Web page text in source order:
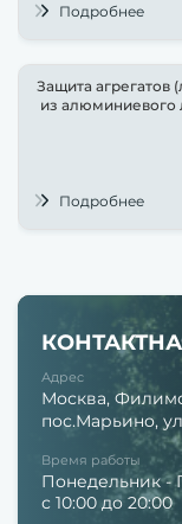
Подробнее
Защита агрегатов
из алюминиевого
Подробнее
Адрес
Москва,
пос.Марьино,
Время работы
Понедельник -
с 10:00 до 20:00